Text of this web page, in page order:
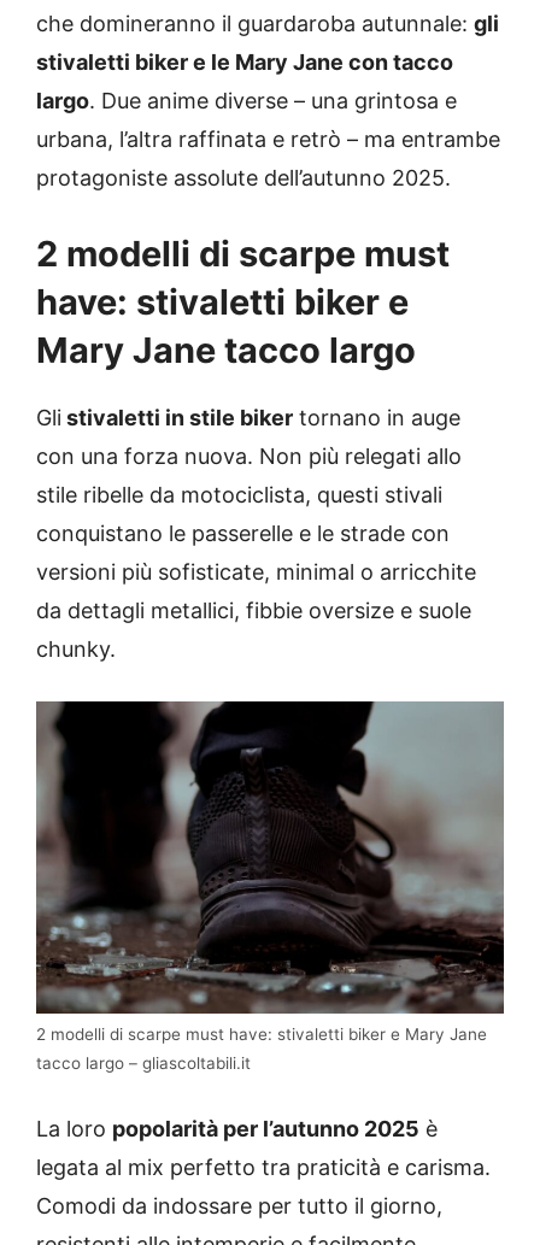
che domineranno il guardaroba autunnale: gli
stivaletti biker e le Mary Jane con tacco
largo. Due anime diverse – una grintosa e
urbana, l’altra raffinata e retrò – ma entrambe
protagoniste assolute dell’autunno 2025.
2 modelli di scarpe must
have: stivaletti biker e
Mary Jane tacco largo
Glistivaletti in stile biker tornano in auge
con una forza nuova. Non più relegati allo
stile ribelle da motociclista, questi stivali
conquistano le passerelle e le strade con
versioni più sofisticate, minimal o arricchite
da dettagli metallici, fibbie oversize e suole
chunky.
2 modelli di scarpe must have: stivaletti biker e Mary Jane
tacco largo – gliascoltabili.it
La loro popolarità per l’autunno 2025 è
legata al mix perfetto tra praticità e carisma.
Comodi da indossare per tutto il giorno,